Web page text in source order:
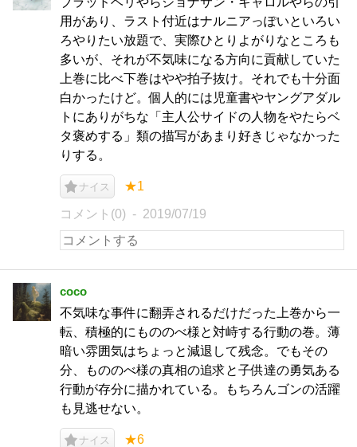
用があり、ラスト付近はナルニアっぽいといろい
ろやりたい放題で、実際ひとりよがりなところも
多いが、それが不気味になる方向に貢献していた
上巻に比べ下巻はやや拍子抜け。それでも十分面
白かったけど。個人的には児童書やヤングアダル
トにありがちな「主人公サイドの人物をやたらベ
タ褒めする」類の描写があまり好きじゃなかった
りする。
ナイス ★1
コメント(0) 2019/07/19
coco
不気味な事件に翻弄されるだけだった上巻から一
転、積極的にもののべ様と対峙する行動の巻。薄
暗い雰囲気はちょっと減退して残念。でもその
分、もののべ様の真相の追求と子供達の勇気ある
行動が存分に描かれている。もちろんゴンの活躍
も見逃せない。
ナイス ★6